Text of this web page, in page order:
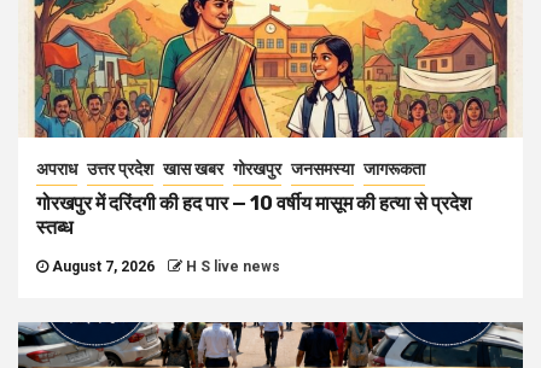
अपराध उत्तर प्रदेश खास खबर गोरखपुर जनसमस्या जागरूकता
गोरखपुर में दरिंदगी की हद पार — 10 वर्षीय मासूम की हत्या से प्रदेश
स्तब्ध
August 7, 2026 H S live news